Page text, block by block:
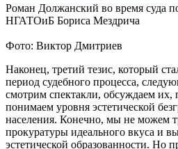
Роман Должанский во время суда
НГАТОиБ Бориса Мездрича
Фото: Виктор Дмитриев
Наконец, третий тезис, который
период судебного процесса,
смотрим спектакли, обсуждаем
понимаем уровня эстетической
населения. Конечно, мы не можем
прокуратуры идеального вкуса и
эстетической образованности. Но